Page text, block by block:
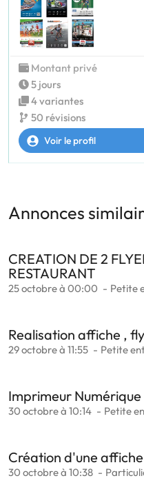
Montant privé
5 jours
4 variantes
50 révisions
Voir le profil
Annonces
CREATION DE 2
RESTAURANT
25 octobre à 00:00 Petite
Realisation affiche ,
29 octobre à 11:55 Petite
Imprimeur
30 octobre à 10:14 Petite
Création d'une
30 octobre à 10:38